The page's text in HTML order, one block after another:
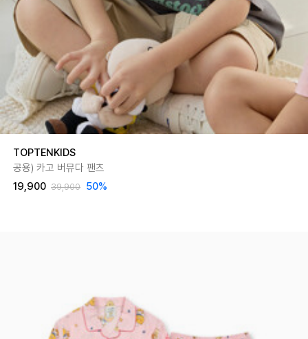
TOPTENKIDS
공용) 카고 버뮤다 팬츠
19,900 39,900 50%